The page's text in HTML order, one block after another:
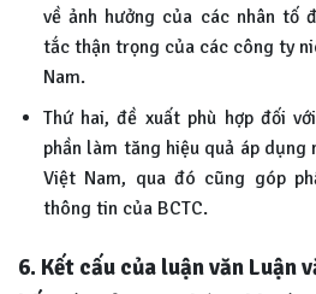
về ảnh hưởng của các nhân tố
tắc thận trọng của các công ty
Nam.
Thứ hai, đề xuất phù hợp đối
phần làm tăng hiệu quả áp
Việt Nam, qua đó cũng góp
thông tin của BCTC.
6. Kết cấu của luận văn Luận